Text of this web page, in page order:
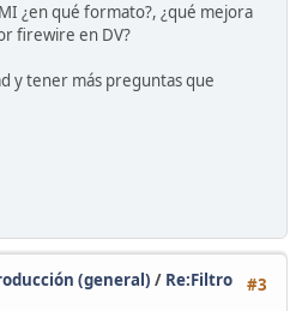
¿en qué formato?, ¿qué mejora
firewire en DV?
y tener más preguntas que
#3
(general) / Re:Filtro